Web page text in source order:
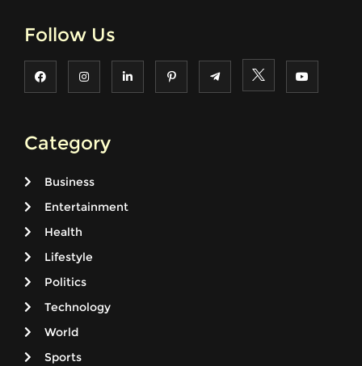
Follow Us
Category
Business
Entertainment
Health
Lifestyle
Politics
Technology
World
Sports